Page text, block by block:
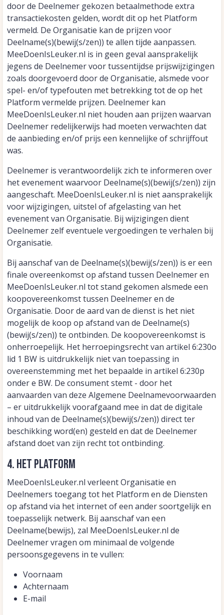
door de Deelnemer gekozen betaalmethode extra
transactiekosten gelden, wordt dit op het Platform
vermeld. De Organisatie kan de prijzen voor
Deelname(s)(bewij(s/zen)) te allen tijde aanpassen.
MeeDoenIsLeuker.nl is in geen geval aansprakelijk
jegens de Deelnemer voor tussentijdse prijswijzigingen
zoals doorgevoerd door de Organisatie, alsmede voor
spel- en/of typefouten met betrekking tot de op het
Platform vermelde prijzen. Deelnemer kan
MeeDoenIsLeuker.nl niet houden aan prijzen waarvan
Deelnemer redelijkerwijs had moeten verwachten dat
de aanbieding en/of prijs een kennelijke of schrijffout
was.
Deelnemer is verantwoordelijk zich te informeren over
het evenement waarvoor Deelname(s)(bewij(s/zen)) zijn
aangeschaft. MeeDoenIsLeuker.nl is niet aansprakelijk
voor wijzigingen, uitstel of afgelasting van het
evenement van Organisatie. Bij wijzigingen dient
Deelnemer zelf eventuele vergoedingen te verhalen bij
Organisatie.
Bij aanschaf van de Deelname(s)(bewij(s/zen)) is er een
finale overeenkomst op afstand tussen Deelnemer en
MeeDoenIsLeuker.nl tot stand gekomen alsmede een
koopovereenkomst tussen Deelnemer en de
Organisatie. Door de aard van de dienst is het niet
mogelijk de koop op afstand van de Deelname(s)
(bewij(s/zen)) te ontbinden. De koopovereenkomst is
onherroepelijk. Het herroepingsrecht van artikel 6:230o
lid 1 BW is uitdrukkelijk niet van toepassing in
overeenstemming met het bepaalde in artikel 6:230p
onder e BW. De consument stemt - door het
aanvaarden van deze Algemene Deelnamevoorwaarden
– er uitdrukkelijk voorafgaand mee in dat de digitale
inhoud van de Deelname(s)(bewij(s/zen)) direct ter
beschikking word(en) gesteld en dat de Deelnemer
afstand doet van zijn recht tot ontbinding.
4. Het Platform
MeeDoenIsLeuker.nl verleent Organisatie en
Deelnemers toegang tot het Platform en de Diensten
op afstand via het internet of een ander soortgelijk en
toepasselijk netwerk. Bij aanschaf van een
Deelname(bewijs), zal MeeDoenIsLeuker.nl de
Deelnemer vragen om minimaal de volgende
persoonsgegevens in te vullen:
Voornaam
Achternaam
E-mail